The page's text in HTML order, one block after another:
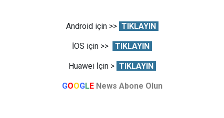
Android için >> TIKLAYIN
İOS için >> TIKLAYIN
Huawei İçin > TIKLAYIN
GOOGLE News Abone Olun